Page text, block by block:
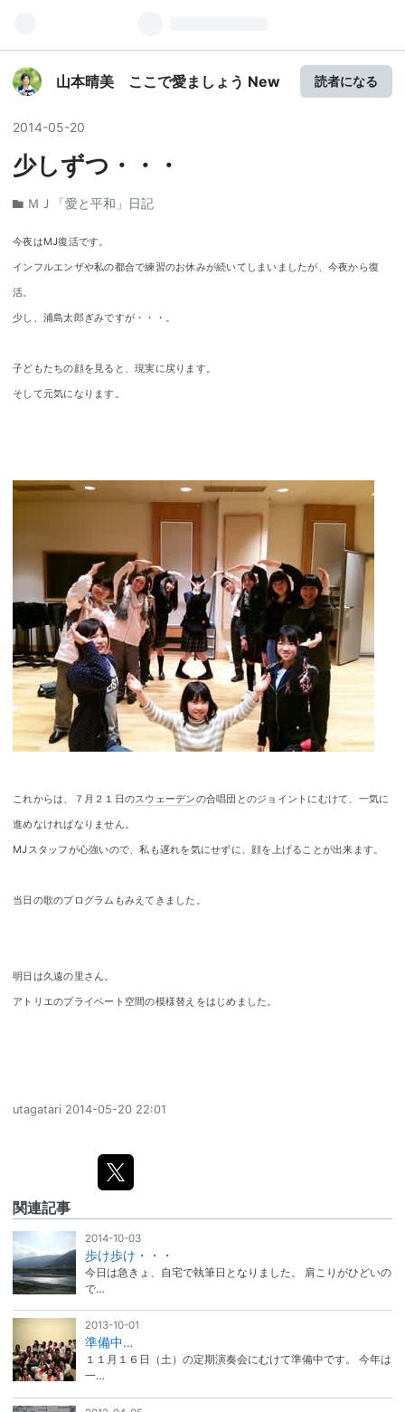
山本晴美 ここで愛ましょう New 読者になる
2014-05-20
少しずつ・・・
ＭＪ「愛と平和」日記
今夜はMJ復活です。
インフルエンザや私の都合で練習のお休みが続いてしまいましたが、今夜から復
活。
少し、浦島太郎ぎみですが・・・。
子どもたちの顔を見ると、現実に戻ります。
そして元気になります。
これからは、７月２１日のスウェーデンの合唱団とのジョイントにむけて、一気に
進めなければなりません。
MJスタッフが心強いので、私も遅れを気にせずに、顔を上げることが出来ます。
当日の歌のプログラムもみえてきました。
明日は久遠の里さん。
アトリエのプライベート空間の模様替えをはじめました。
utagatari 2014-05-20 22:01
関連記事
2014-10-03
歩け歩け・・・
今日は急きょ、自宅で執筆日となりました。 肩こりがひどいの
で…
2013-10-01
準備中…
１１月１６日（土）の定期演奏会にむけて準備中です。 今年は
一…